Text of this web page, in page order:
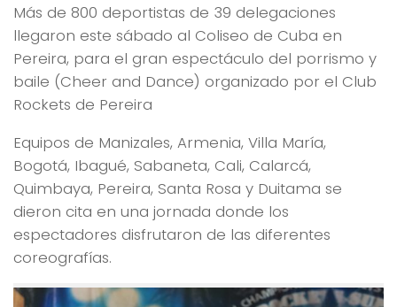
Más de 800 deportistas de 39 delegaciones
llegaron este sábado al Coliseo de Cuba en
Pereira, para el gran espectáculo del porrismo y
baile (Cheer and Dance) organizado por el Club
Rockets de Pereira
Equipos de Manizales, Armenia, Villa María,
Bogotá, Ibagué, Sabaneta, Cali, Calarcá,
Quimbaya, Pereira, Santa Rosa y Duitama se
dieron cita en una jornada donde los
espectadores disfrutaron de las diferentes
coreografías.